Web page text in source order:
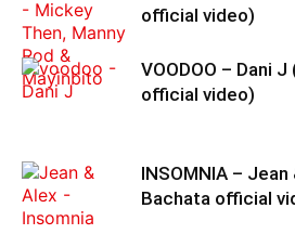
official video)
VOODOO – Dani
official video)
INSOMNIA –
Bachata official